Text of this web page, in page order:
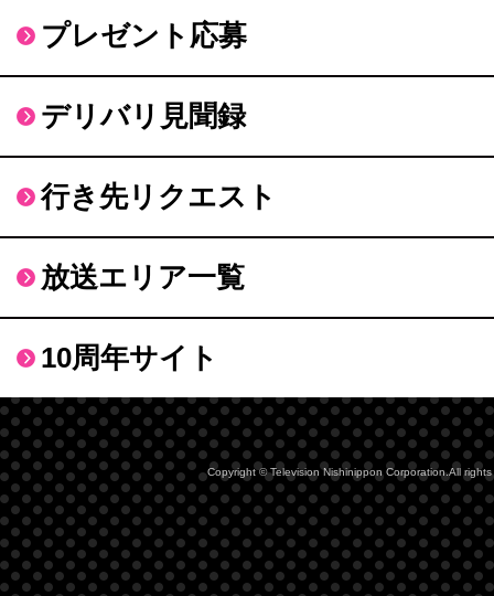
プレゼント応募
デリバリ見聞録
行き先リクエスト
放送エリア一覧
10周年サイト
Copyright © Television Nishinippon Corporation.All